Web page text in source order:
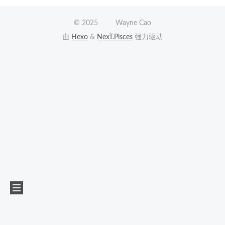
© 2025
Wayne Cao
由 Hexo & NexT.Pisces 强力驱动